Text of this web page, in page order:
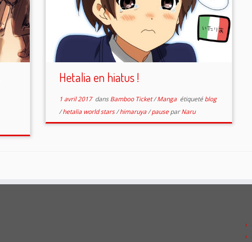
Hetalia en hiatus !
1 avril 2017dansBamboo Ticket/Manga étiqueté blog
/hetalia world stars/himaruya/pauseparNaru